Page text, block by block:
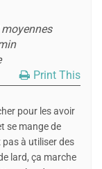
Print This
pour les avoir
se mange de
à utiliser des
lard, ça marche